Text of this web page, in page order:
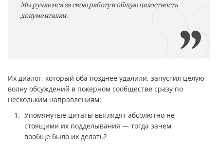
Мы ручаемся за свою работу и общую целостность
документалки.
Их диалог, который оба позднее удалили, запустил целую
волну обсуждений в покерном сообществе сразу по
нескольким направлениям:
Упомянутые цитаты выглядят абсолютно не
стоящими их подделывания — тогда зачем
вообще было их делать?